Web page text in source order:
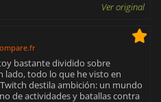
Ver original
bastante dividido sobre
lado, todo lo que he visto en
destila ambición: un mundo
de actividades y batallas contra